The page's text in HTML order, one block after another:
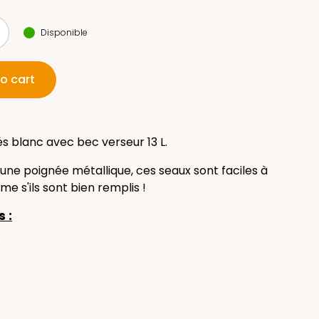
Disponible
cart
blanc avec bec verseur 13 L.
poignée métallique, ces seaux sont faciles à
s'ils sont bien remplis !
: